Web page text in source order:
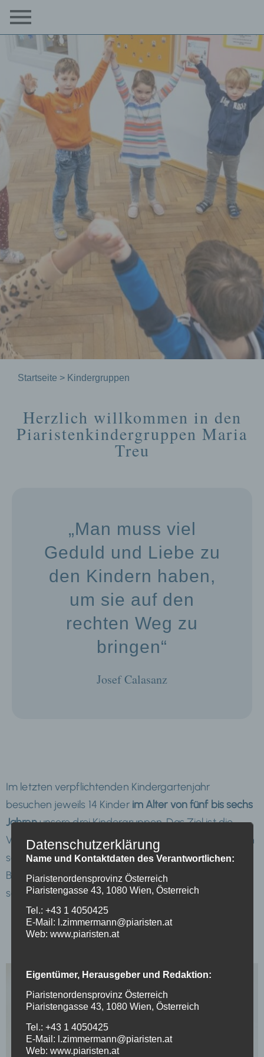
Startseite > Kindergruppen
Herzlich willkommen in den
Piaristenkindergruppen Maria
Treu
„Man muss viel
Geduld und Liebe zu
den Kindern haben,
um sie auf den
rechten Weg zu
bringen“
Josef Calasanz
Im letzten verpflichtenden Kindergartenjahr
besuchen jeweils 14 Kinder im Alter von fünf bis sechs
Jahrenunsere drei Kindergruppen. Das Ziel ist die
Voraussetzungen für das Kind zu schaffen, sich in den
sozialen, motorischen, emotionalen und kognitiven
Bereichen soweit zu entwickeln, dass es den
schulischen Anforderungen gerecht wird.
Datenschutzerklärung
Name und Kontaktdaten des Verantwortlichen:
Piaristenordensprovinz Österreich
Piaristengasse 43, 1080 Wien, Österreich
Tel.: +43 1 4050425
E-Mail: l.zimmermann@piaristen.at
Web: www.piaristen.at
Eigentümer, Herausgeber und Redaktion:
Piaristenordensprovinz Österreich
Piaristengasse 43, 1080 Wien, Österreich
Tel.: +43 1 4050425
E-Mail: l.zimmermann@piaristen.at
Web: www.piaristen.at